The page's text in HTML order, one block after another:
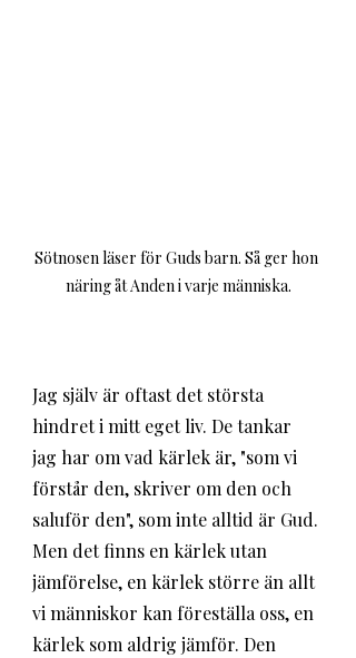
Sötnosen läser för Guds barn. Så ger hon
näring åt Anden i varje människa.
Jag själv är oftast det största
hindret i mitt eget liv. De tankar
jag har om vad kärlek är, "som vi
förstår den, skriver om den och
saluför den", som inte alltid är Gud.
Men det finns en kärlek utan
jämförelse, en kärlek större än allt
vi människor kan föreställa oss, en
kärlek som aldrig jämför. Den